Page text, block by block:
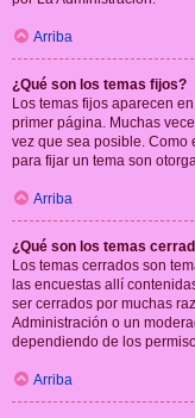
Arriba
¿Qué son los temas fijos?
Los temas fijos aparecen
primer página. Muchas
vez que sea posible. Como
para fijar un tema son
Arriba
¿Qué son los temas
Los temas cerrados son
las encuestas allí
ser cerrados por muchas
Administración o un
dependiendo de los
Arriba